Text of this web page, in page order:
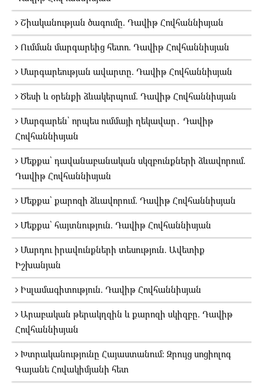
Շիականության ծագումը. Դավիթ Հովհաննիսյան
Ումման մարգարեից հետո. Դավիթ Հովհաննիսյան
Մարգարեության ավարտը. Դավիթ Հովհաննիսյան
Ծեսի և օրենքի ձևակերպում. Դավիթ Հովհաննիսյան
Մարգարեն՝ որպես ումմայի ղեկավար․ Դավիթ
Հովհաննիսյան
Մեքքա՝ դավանաբանական սկզբունքների ձևավորում.
Դավիթ Հովհաննիսյան
Մեքքա՝ քարոզի ձևավորում. Դավիթ Հովհաննիսյան
Մեքքա՝ հայտնություն. Դավիթ Հովհաննիսյան
Մարդու իրավունքների տեսություն. Ավետիք
Իշխանյան
Իսլամագիտություն. Դավիթ Հովհաննիսյան
Արաբական թերակղզին և քարոզի սկիզբը. Դավիթ
Հովհաննիսյան
Խտրականությունը Հայաստանում։ Զրույց սոցիոլոգ
Գայանե Հովակիմյանի հետ